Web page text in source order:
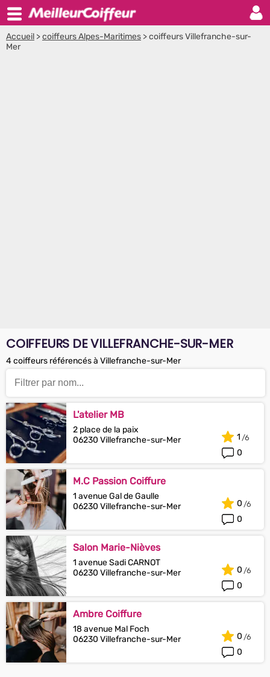
Accueil >coiffeurs Alpes-Maritimes >coiffeurs Villefranche-sur-
Mer
COIFFEURS DE VILLEFRANCHE-SUR-MER
4 coiffeurs référencés à Villefranche-sur-Mer
L'atelier MB
2 place de la paix
06230 Villefranche-sur-Mer
0
1
M.C Passion Coiffure
1 avenue Gal de Gaulle
06230 Villefranche-sur-Mer
0
0
Salon Marie-Nièves
1 avenue Sadi CARNOT
06230 Villefranche-sur-Mer
0
0
Ambre Coiffure
18 avenue Mal Foch
06230 Villefranche-sur-Mer
0
0